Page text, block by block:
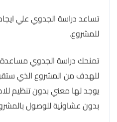
تساعد دراسة الجدوي علي
للمشروع.
تمنحك دراسة الجدوي
للهدف من المشروع الذي
يوجد لها معني بدون تنظيم
بدون عشاوئية للوصول